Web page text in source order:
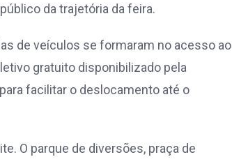
da trajetória da feira.
de veículos se formaram no acesso ao
gratuito disponibilizado pela
facilitar o deslocamento até o
O parque de diversões, praça de